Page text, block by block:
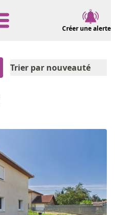
Créer une alerte
Trier par nouveauté